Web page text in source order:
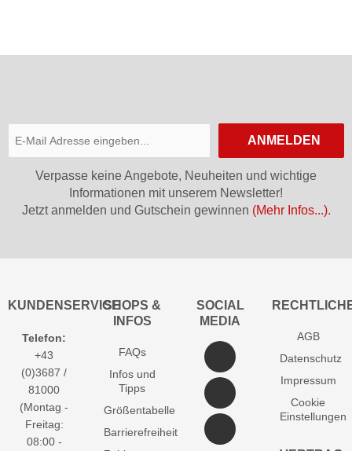
ANMELDEN
Verpasse keine Angebote, Neuheiten und wichtige
Informationen mit unserem Newsletter!
Jetzt anmelden und Gutschein gewinnen (Mehr Infos...).
KUNDENSERVICE
Telefon:
+43
(0)3687 /
81000
(Montag -
Freitag:
08:00 -
SHOPS &
INFOS
FAQs
Infos und
Tipps
Größentabelle
Barrierefreiheit
SOCIAL
MEDIA
AGB
Datenschutz
Impressum
Cookie
Einstellungen